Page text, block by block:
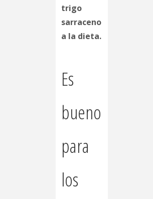
trigo
sarraceno
a la dieta.
Es
bueno
para
los